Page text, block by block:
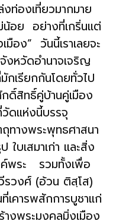
ท่องเที่ยวมากมาย
น้อย อย่างที่เกริ่นแต่
อง” วันนี้เราเลยจะ
หวัดอำนาจเจริญ
กเรียกกันโดยทั่วไป
สิทธิ์คู่บ้านคู่เมือง
ดแห่งนี้บรรจุ
ทางพระพุทธศาสนา
บเสมาเก่า และสิ่ง
พระ รวมทั้งเพื่อ
รวงศ์ (อ้วน ติสฺโส)
เคารพสักการบูชาแก่
งพระมงคลมิ่งเมือง